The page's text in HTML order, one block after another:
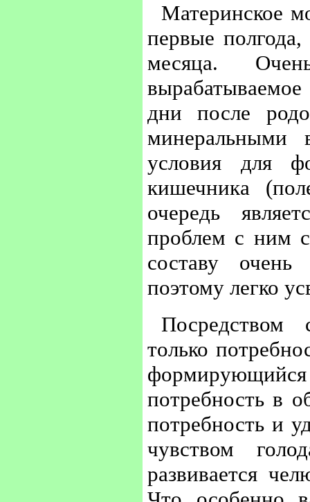
Материнское
первые
месяца.
дни после
минеральными
условия для
кишечника
очередь
проблем с ним
составу
поэтому легко
Посредством
только
потребность в
потребность и
чувством
развивается